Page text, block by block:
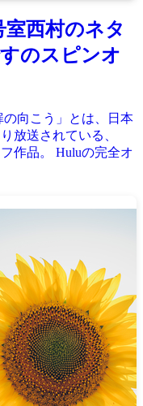
室西村のネタ
のスピンオ
の向こう」とは、日本
放送されている、
作品。 Huluの完全オ